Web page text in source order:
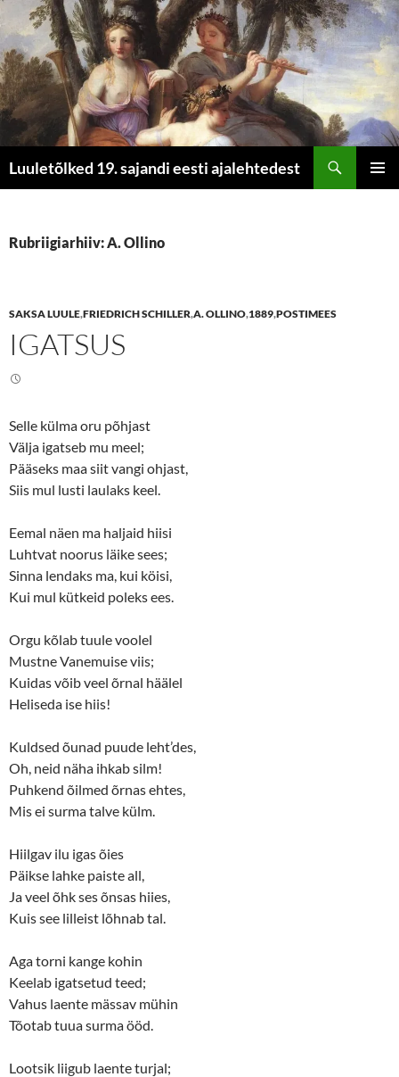
Luuletõlked 19. sajandi eesti ajalehtedest
Rubriigiarhiiv: A. Ollino
SAKSA LUULE,FRIEDRICH SCHILLER,A. OLLINO,1889,POSTIMEES
IGATSUS
Selle külma oru põhjast
Välja igatseb mu meel;
Pääseks maa siit vangi ohjast,
Siis mul lusti laulaks keel.
Eemal näen ma haljaid hiisi
Luhtvat noorus läike sees;
Sinna lendaks ma, kui köisi,
Kui mul kütkeid poleks ees.
Orgu kõlab tuule voolel
Mustne Vanemuise viis;
Kuidas võib veel õrnal häälel
Heliseda ise hiis!
Kuldsed õunad puude leht’des,
Oh, neid näha ihkab silm!
Puhkend õilmed õrnas ehtes,
Mis ei surma talve külm.
Hiilgav ilu igas õies
Päikse lahke paiste all,
Ja veel õhk ses õnsas hiies,
Kuis see lilleist lõhnab tal.
Aga torni kange kohin
Keelab igatsetud teed;
Vahus laente mässav mühin
Tõotab tuua surma ööd.
Lootsik liigub laente turjal;